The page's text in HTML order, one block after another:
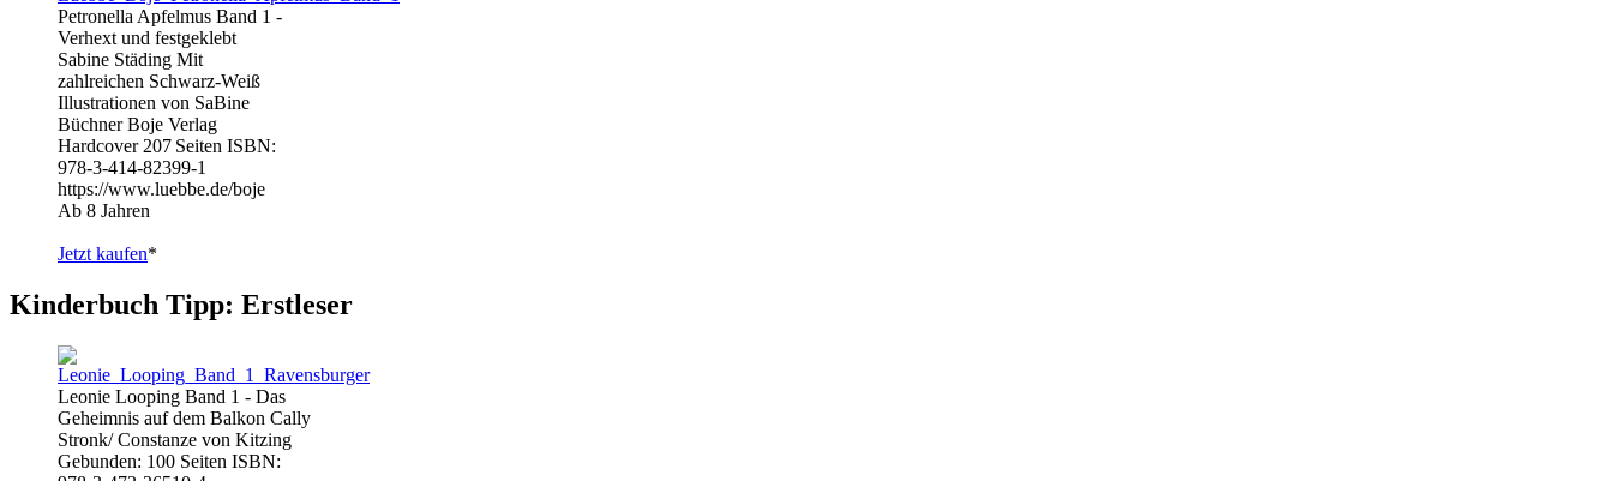
Petronella Apfelmus Band 1 -
Verhext und festgeklebt
Sabine Städing Mit
zahlreichen Schwarz-Weiß
Illustrationen von SaBine
Büchner Boje Verlag
Hardcover 207 Seiten ISBN:
978-3-414-82399-1
https://www.luebbe.de/boje
Ab 8 Jahren
Jetzt kaufen*
Kinderbuch Tipp: Erstleser
Leonie Looping Band 1 - Das
Geheimnis auf dem Balkon Cally
Stronk/ Constanze von Kitzing
Gebunden: 100 Seiten ISBN: